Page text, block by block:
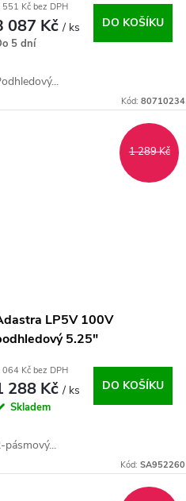
551 Kč bez DPH
087 Kč/ ks
5 dní
DO KOŠÍKU
Kód:80710234
1 289 Kč
LP5V 100V
5.25"
064 Kč bez DPH
288 Kč/ ks
Skladem
DO KOŠÍKU
pásmový...
Kód:SA952260